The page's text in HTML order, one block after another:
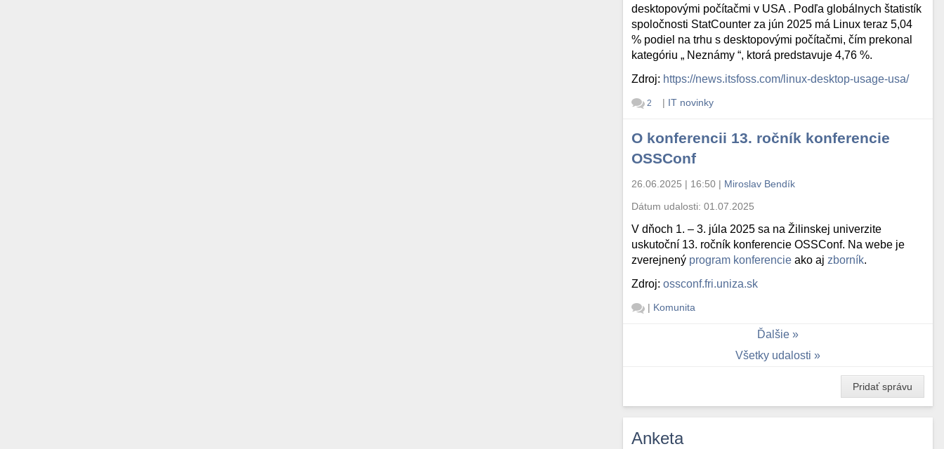
desktopovými počítačmi v USA . Podľa globálnych štatistík
spoločnosti StatCounter za jún 2025 má Linux teraz 5,04
% podiel na trhu s desktopovými počítačmi, čím prekonal
kategóriu „ Neznámy “, ktorá predstavuje 4,76 %.
Zdroj: https://news.itsfoss.com/linux-desktop-usage-usa/
2 | IT novinky
O konferencii 13. ročník konferencie
OSSConf
26.06.2025 | 16:50 | Miroslav Bendík
Dátum udalosti:01.07.2025
V dňoch 1. – 3. júla 2025 sa na Žilinskej univerzite
uskutoční 13. ročník konferencie OSSConf. Na webe je
zverejnený program konferencie ako aj zborník.
Zdroj:ossconf.fri.uniza.sk
| Komunita
Ďalšie
Všetky udalosti
Pridať správu
Anketa